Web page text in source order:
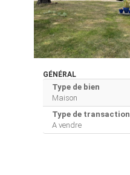
GÉNÉRAL
Type de bien
Maison
Type de transaction
A vendre